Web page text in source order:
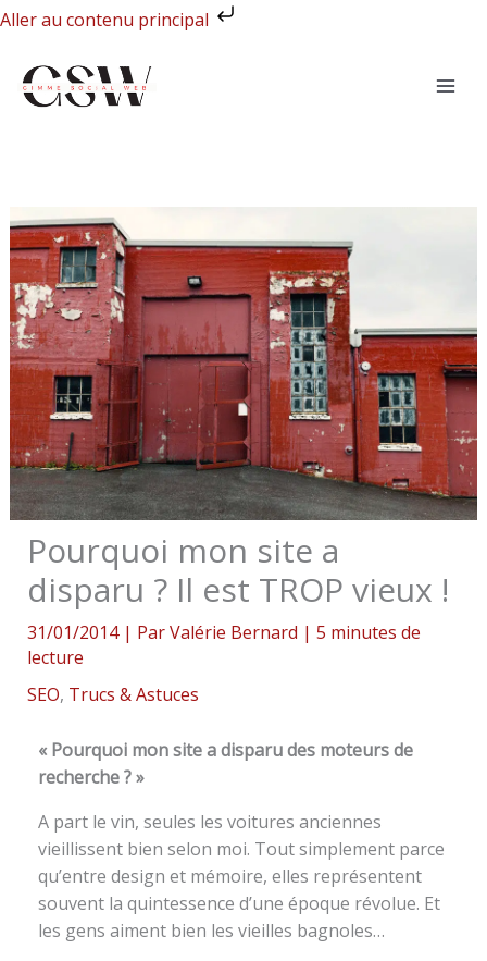
Aller au contenu principal
Aller
contenu
Pourquoi mon site a
disparu ? Il est TROP vieux !
31/01/2014 | ParValérie Bernard | 5 minutes de
lecture
SEO, Trucs & Astuces
« Pourquoi mon site a disparu des moteurs de
recherche ? »
A part le vin, seules les voitures anciennes
vieillissent bien selon moi. Tout simplement parce
qu’entre design et mémoire, elles représentent
souvent la quintessence d’une époque révolue. Et
les gens aiment bien les vieilles bagnoles…